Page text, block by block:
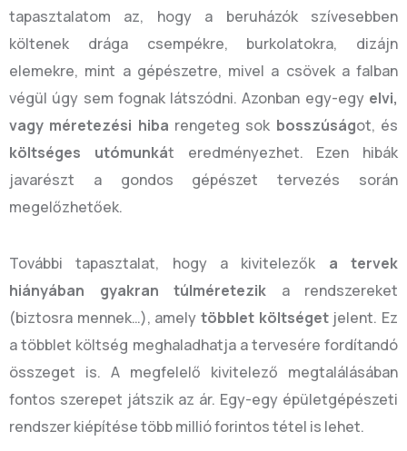
tapasztalatom az, hogy a beruházók szívesebben
költenek drága csempékre, burkolatokra, dizájn
elemekre, mint a gépészetre, mivel a csövek a falban
végül úgy sem fognak látszódni. Azonban egy-egy elvi,
vagy méretezési hiba rengeteg sok bosszúságot, és
költséges utómunkát eredményezhet. Ezen hibák
javarészt a gondos gépészet tervezés során
megelőzhetőek.
További tapasztalat, hogy a kivitelezők a tervek
hiányában gyakran túlméretezik a rendszereket
(biztosra mennek…), amely többlet költségetjelent. Ez
a többlet költség meghaladhatja a tervesére fordítandó
összeget is. A megfelelő kivitelező megtalálásában
fontos szerepet játszik az ár. Egy-egy épületgépészeti
rendszer kiépítése több millió forintos tétel is lehet.